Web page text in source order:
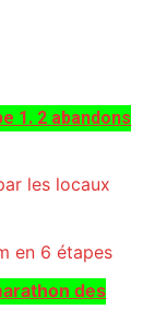
1. 2 abandons
les locaux
en 6 étapes
des